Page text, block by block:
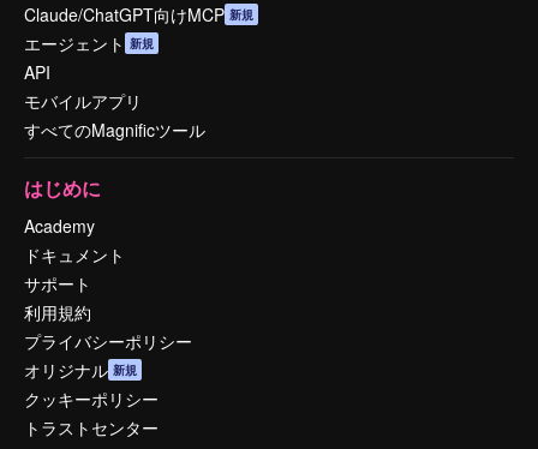
Claude/ChatGPT向けMCP 新規
エージェント 新規
API
モバイルアプリ
すべてのMagnificツール
はじめに
Academy
ドキュメント
サポート
利用規約
プライバシーポリシー
オリジナル 新規
クッキーポリシー
トラストセンター